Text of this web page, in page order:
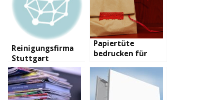
Reinigungsfirma
Stuttgart
Papiertüte
bedrucken für
Kunden